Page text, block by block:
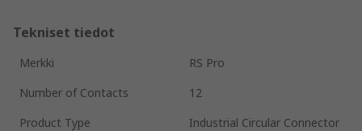
Tekniset tiedot
Merkki
RS Pro
Number of Contacts
12
Product Type
Industrial Circular Connector